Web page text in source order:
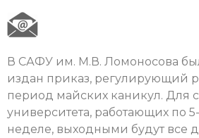
В САФУ им. М.В. Ломоносова
издан приказ, регулирующий
период майских каникул. Для
университета, работающих по
неделе, выходными будут все